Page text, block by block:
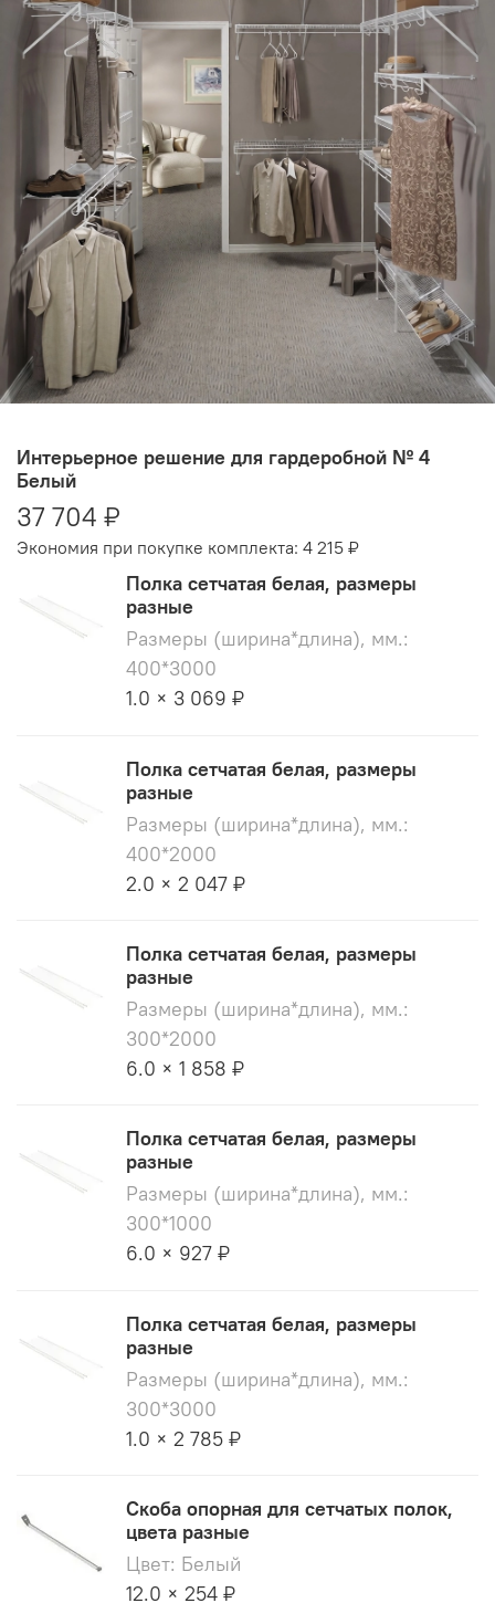
Интерьерное решение для гардеробной № 4
Белый
37 704 ₽
Экономия при покупке комплекта: 4 215 ₽
Полка сетчатая белая, размеры
разные
Размеры (ширина*длина), мм.:
400*3000
1.0 × 3 069 ₽
Полка сетчатая белая, размеры
разные
Размеры (ширина*длина), мм.:
400*2000
2.0 × 2 047 ₽
Полка сетчатая белая, размеры
разные
Размеры (ширина*длина), мм.:
300*2000
6.0 × 1 858 ₽
Полка сетчатая белая, размеры
разные
Размеры (ширина*длина), мм.:
300*1000
6.0 × 927 ₽
Полка сетчатая белая, размеры
разные
Размеры (ширина*длина), мм.:
300*3000
1.0 × 2 785 ₽
Скоба опорная для сетчатых полок,
цвета разные
Цвет: Белый
12.0 × 254 ₽